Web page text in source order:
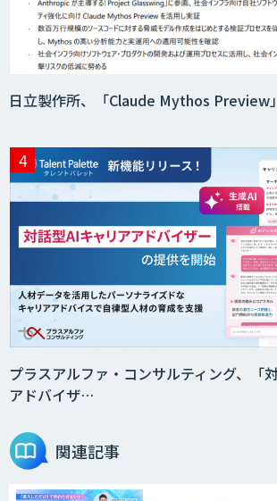
日立製作所、「Claude Mythos Preview
プラスアルファ・コンサルティング、「
アドバイザ…
関連記事